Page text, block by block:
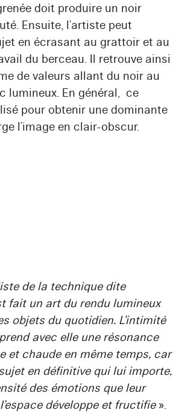
doit produire un noir
Ensuite, l’artiste peut
en écrasant au grattoir et au
du berceau. Il retrouve ainsi
de valeurs allant du noir au
lumineux. En général, ce
pour obtenir une dominante
l’image en clair-obscur.
de la technique dite
fait un art du rendu lumineux
objets du quotidien. L’intimité
avec elle une résonance
et chaude en même temps, car
en définitive qui lui importe,
des émotions que leur
développe et fructifie ».